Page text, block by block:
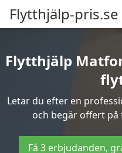
Flytthjälp-pris.se
Flytthjälp
Letar du efter en
och begär offert
Få 3 erbjudanden,